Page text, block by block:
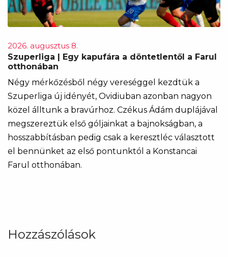
2026. augusztus 8.
Szuperliga | Egy kapufára a döntetlentől a Farul
otthonában
Négy mérkőzésből négy vereséggel kezdtük a
Szuperliga új idényét, Ovidiuban azonban nagyon
közel álltunk a bravúrhoz. Czékus Ádám duplájával
megszereztük első góljainkat a bajnokságban, a
hosszabbításban pedig csak a keresztléc választott
el bennünket az első pontunktól a Konstancai
Farul otthonában.
Hozzászólások